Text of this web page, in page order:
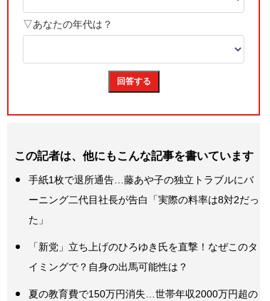
この記者は、他にもこんな記事を書いています
手紙1枚で退所通告…藤あや子の独立トラブルにバ
ーニング二代目社長が告白「実際の料率は8対2だっ
た」
「新党」立ち上げのひろゆき氏を直撃！なぜこのタ
イミングで？自身の出馬可能性は？
夏の教育費で150万円消失…世帯年収2000万円超の